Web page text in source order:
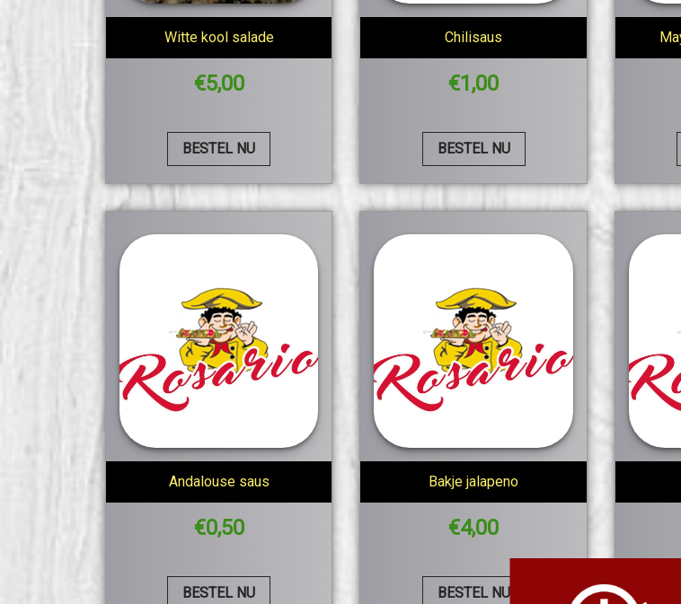
Witte kool salade
€5,00
BESTEL NU
Chilisaus
€1,00
BESTEL NU
Andalouse saus
€0,50
BESTEL NU
Bakje jalapeno
€4,00
BESTEL NU